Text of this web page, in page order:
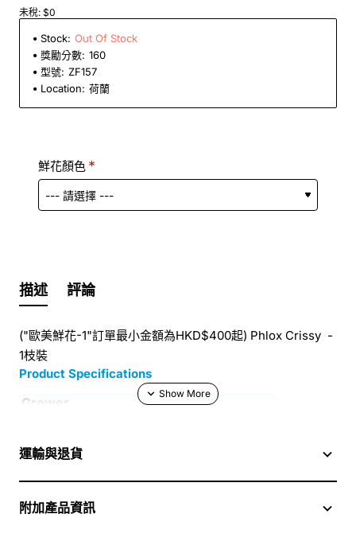
未稅: $0
Stock: Out Of Stock
獎勵分數: 160
型號: ZF157
Location: 荷蘭
鮮花顏色
描述 評論
("歐美鮮花-1"訂單最小金額為HKD$400起) Phlox Crissy -
1枝裝
Product Specifications
Grower
Quality
Packing
運輸與退貨
附加產品資訊